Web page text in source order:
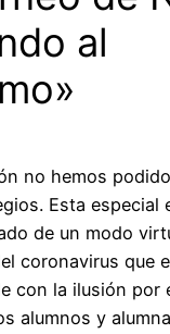
al
no hemos
Esta especial
de un modo
coronavirus que
con la ilusión por
alumnos y